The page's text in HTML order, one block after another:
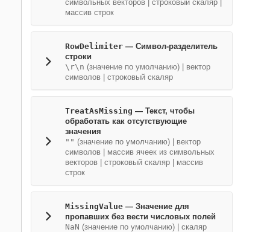
символьных векторов
строковый скаляр
массив строк
RowDelimiter — Символ-разделитель
строки
\r\n (значение по умолчанию) | вектор
символов
строковый скаляр
TreatAsMissing — Текст, чтобы
обработать как отсутствующие
значения
"" (значение по умолчанию) | вектор
символов
массив ячеек из символьных
векторов
строковый скаляр
массив
строк
MissingValue — Значение для
пропавших без вести числовых полей
NaN (значение по умолчанию) | скаляр